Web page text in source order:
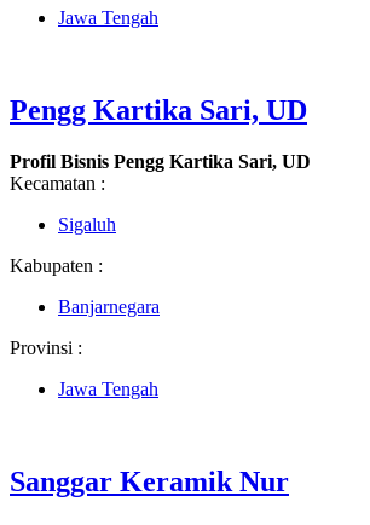
Jawa Tengah
Pengg Kartika Sari, UD
Profil Bisnis Pengg Kartika Sari, UD
Kecamatan :
Sigaluh
Kabupaten :
Banjarnegara
Provinsi :
Jawa Tengah
Sanggar Keramik Nur